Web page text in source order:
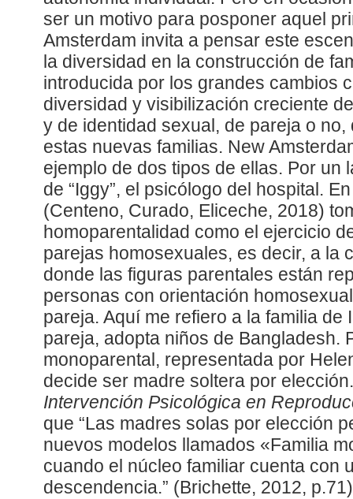
ser un motivo para posponer aquel
Amsterdam invita a pensar este
la diversidad en la construcción de
introducida por los grandes cambios
diversidad y visibilización creciente
y de identidad sexual, de pareja o
estas nuevas familias. New
ejemplo de dos tipos de ellas. Por un
de “Iggy”, el psicólogo del hospital.
(Centeno, Curado, Eliceche, 2018)
homoparentalidad como el ejercicio
parejas homosexuales, es decir, a la
donde las figuras parentales están
personas con orientación
pareja. Aquí me refiero a la familia de
pareja, adopta niños de Bangladesh.
monoparental, representada por
decide ser madre soltera por
Intervención Psicológica en
que “Las madres solas por elección
nuevos modelos llamados «Familia
cuando el núcleo familiar cuenta con
descendencia.” (Brichette, 2012,